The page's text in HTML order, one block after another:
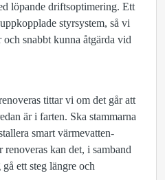
löpande driftsoptimering. Ett
styrsystem, så vi
snabbt kunna åtgärda vid
tittar vi om det går att
är i farten. Ska stammarna
smart värmevatten-
kan det, i samband
ett steg längre och